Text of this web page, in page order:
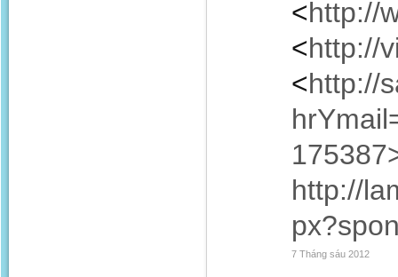
<http://
<http://
<http://
http://
7 Tháng sáu 2012